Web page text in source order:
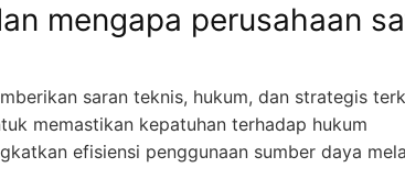
mengapa perusahaan
saran teknis, hukum, dan strategis
memastikan kepatuhan terhadap hukum
efisiensi penggunaan sumber daya